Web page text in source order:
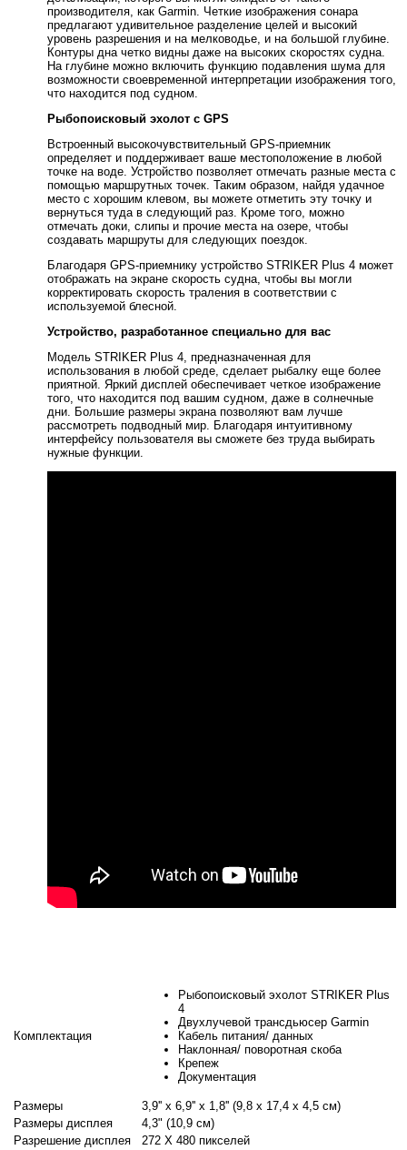
производителя, как Garmin. Четкие изображения сонара
предлагают удивительное разделение целей и высокий
уровень разрешения и на мелководье, и на большой глубине.
Контуры дна четко видны даже на высоких скоростях судна.
На глубине можно включить функцию подавления шума для
возможности своевременной интерпретации изображения того,
что находится под судном.
Рыбопоисковый эхолот с GPS
Встроенный высокочувствительный GPS-приемник
определяет и поддерживает ваше местоположение в любой
точке на воде. Устройство позволяет отмечать разные места с
помощью маршрутных точек. Таким образом, найдя удачное
место с хорошим клевом, вы можете отметить эту точку и
вернуться туда в следующий раз. Кроме того, можно
отмечать доки, слипы и прочие места на озере, чтобы
создавать маршруты для следующих поездок.
Благодаря GPS-приемнику устройство STRIKER Plus 4 может
отображать на экране скорость судна, чтобы вы могли
корректировать скорость траления в соответствии с
используемой блесной.
Устройство, разработанное специально для вас
Модель STRIKER Plus 4, предназначенная для
использования в любой среде, сделает рыбалку еще более
приятной. Яркий дисплей обеспечивает четкое изображение
того, что находится под вашим судном, даже в солнечные
дни. Большие размеры экрана позволяют вам лучше
рассмотреть подводный мир. Благодаря интуитивному
интерфейсу пользователя вы сможете без труда выбирать
нужные функции.
Комплектация
Рыбопоисковый эхолот STRIKER Plus
4
Двухлучевой трансдьюсер Garmin
Кабель питания/ данных
Наклонная/ поворотная скоба
Крепеж
Документация
Размеры
3,9'' x 6,9'' x 1,8'' (9,8 x 17,4 x 4,5 см)
Размеры дисплея
4,3" (10,9 см)
Разрешение дисплея
272 X 480 пикселей